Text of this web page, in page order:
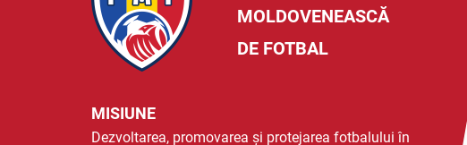
MOLDOVENEASCĂ
DE FOTBAL
MISIUNE
Dezvoltarea, promovarea și protejarea fotbalului în